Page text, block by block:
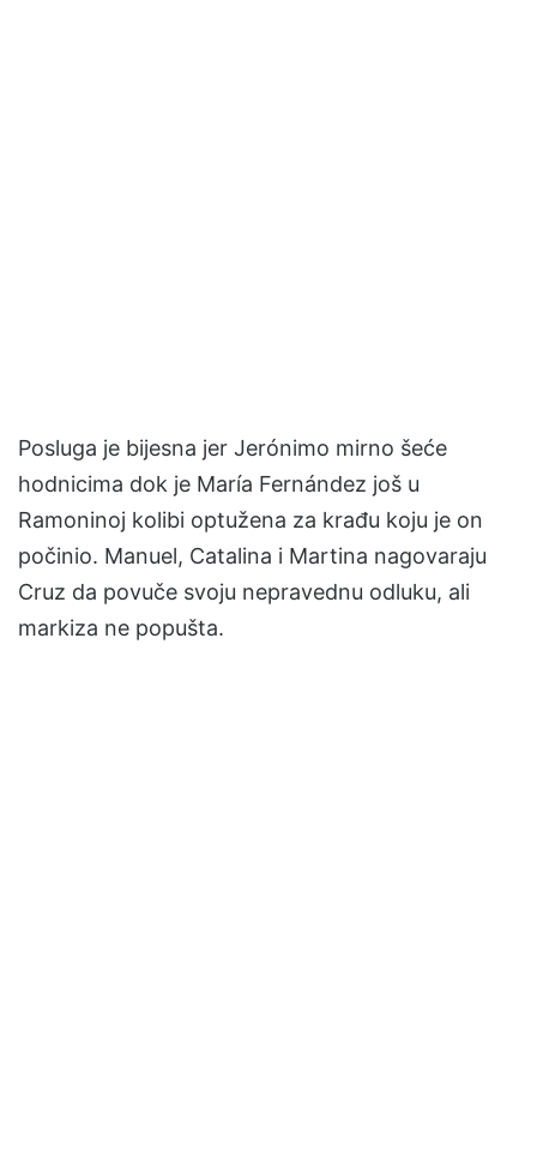
Posluga je bijesna jer Jerónimo mirno šeće
hodnicima dok je María Fernández još u
Ramoninoj kolibi optužena za krađu koju je on
počinio. Manuel, Catalina i Martina nagovaraju
Cruz da povuče svoju nepravednu odluku, ali
markiza ne popušta.